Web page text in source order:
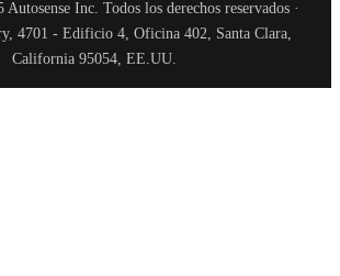
Inc. Todos los derechos reservados ·
4701 - Edificio 4, Oficina 402, Santa Clara,
California 95054, EE.UU.